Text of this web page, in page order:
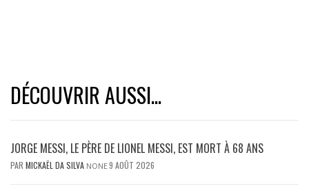
DÉCOUVRIR AUSSI...
JORGE MESSI, LE PÈRE DE LIONEL MESSI, EST MORT À 68 ANS
PAR MICKAËL DA SILVA NONE9 AOÛT 2026